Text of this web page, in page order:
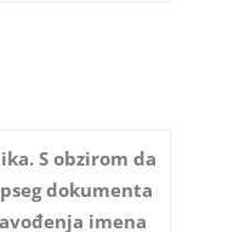
S obzirom da
dokumenta
imena